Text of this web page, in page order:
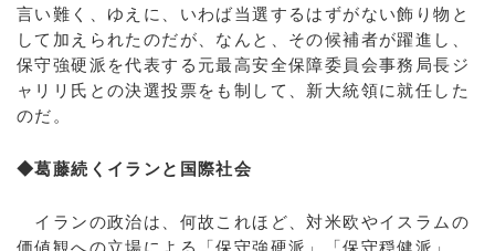
言い難く、ゆえに、いわば当選するはずがない飾り物と
して加えられたのだが、なんと、その候補者が躍進し、
保守強硬派を代表する元最高安全保障委員会事務局長ジ
ャリリ氏との決選投票をも制して、新大統領に就任した
のだ。
◆葛藤続くイランと国際社会
イランの政治は、何故これほど、対米欧やイスラムの
価値観への立場による「保守強硬派」「保守穏健派」